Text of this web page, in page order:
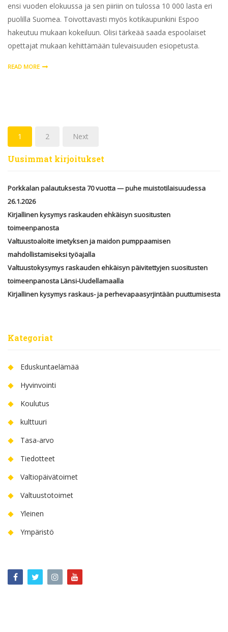
ensi vuoden elokuussa ja sen piiriin on tulossa 10 000 lasta eri
puolilla Suomea. Toivottavasti myös kotikaupunkini Espoo
hakeutuu mukaan kokeiluun. Olisi tärkeää saada espoolaiset
opettajat mukaan kehittämään tulevaisuuden esiopetusta.
READ MORE
1 2 Next
Uusimmat kirjoitukset
Porkkalan palautuksesta 70 vuotta — puhe muistotilaisuudessa
26.1.2026
Kirjallinen kysymys raskauden ehkäisyn suositusten
toimeenpanosta
Valtuustoaloite imetyksen ja maidon pumppaamisen
mahdollistamiseksi työajalla
Valtuustokysymys raskauden ehkäisyn päivitettyjen suositusten
toimeenpanosta Länsi-Uudellamaalla
Kirjallinen kysymys raskaus- ja perhevapaasyrjintään puuttumisesta
Kategoriat
Eduskuntaelämää
Hyvinvointi
Koulutus
kulttuuri
Tasa-arvo
Tiedotteet
Valtiopäivätoimet
Valtuustotoimet
Yleinen
Ympäristö